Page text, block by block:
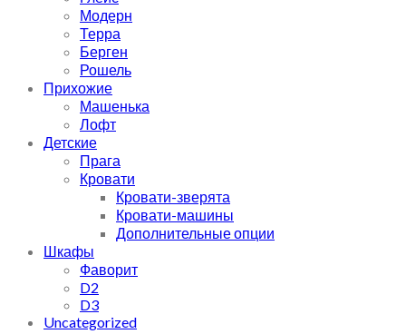
Модерн
Терра
Берген
Рошель
Прихожие
Машенька
Лофт
Детские
Прага
Кровати
Кровати-зверята
Кровати-машины
Дополнительные опции
Шкафы
Фаворит
D2
D3
Uncategorized